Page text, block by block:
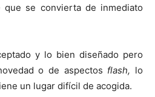
se convierta de inmediato
y lo bien diseñado pero
o de aspectos flash, lo
un lugar difícil de acogida.